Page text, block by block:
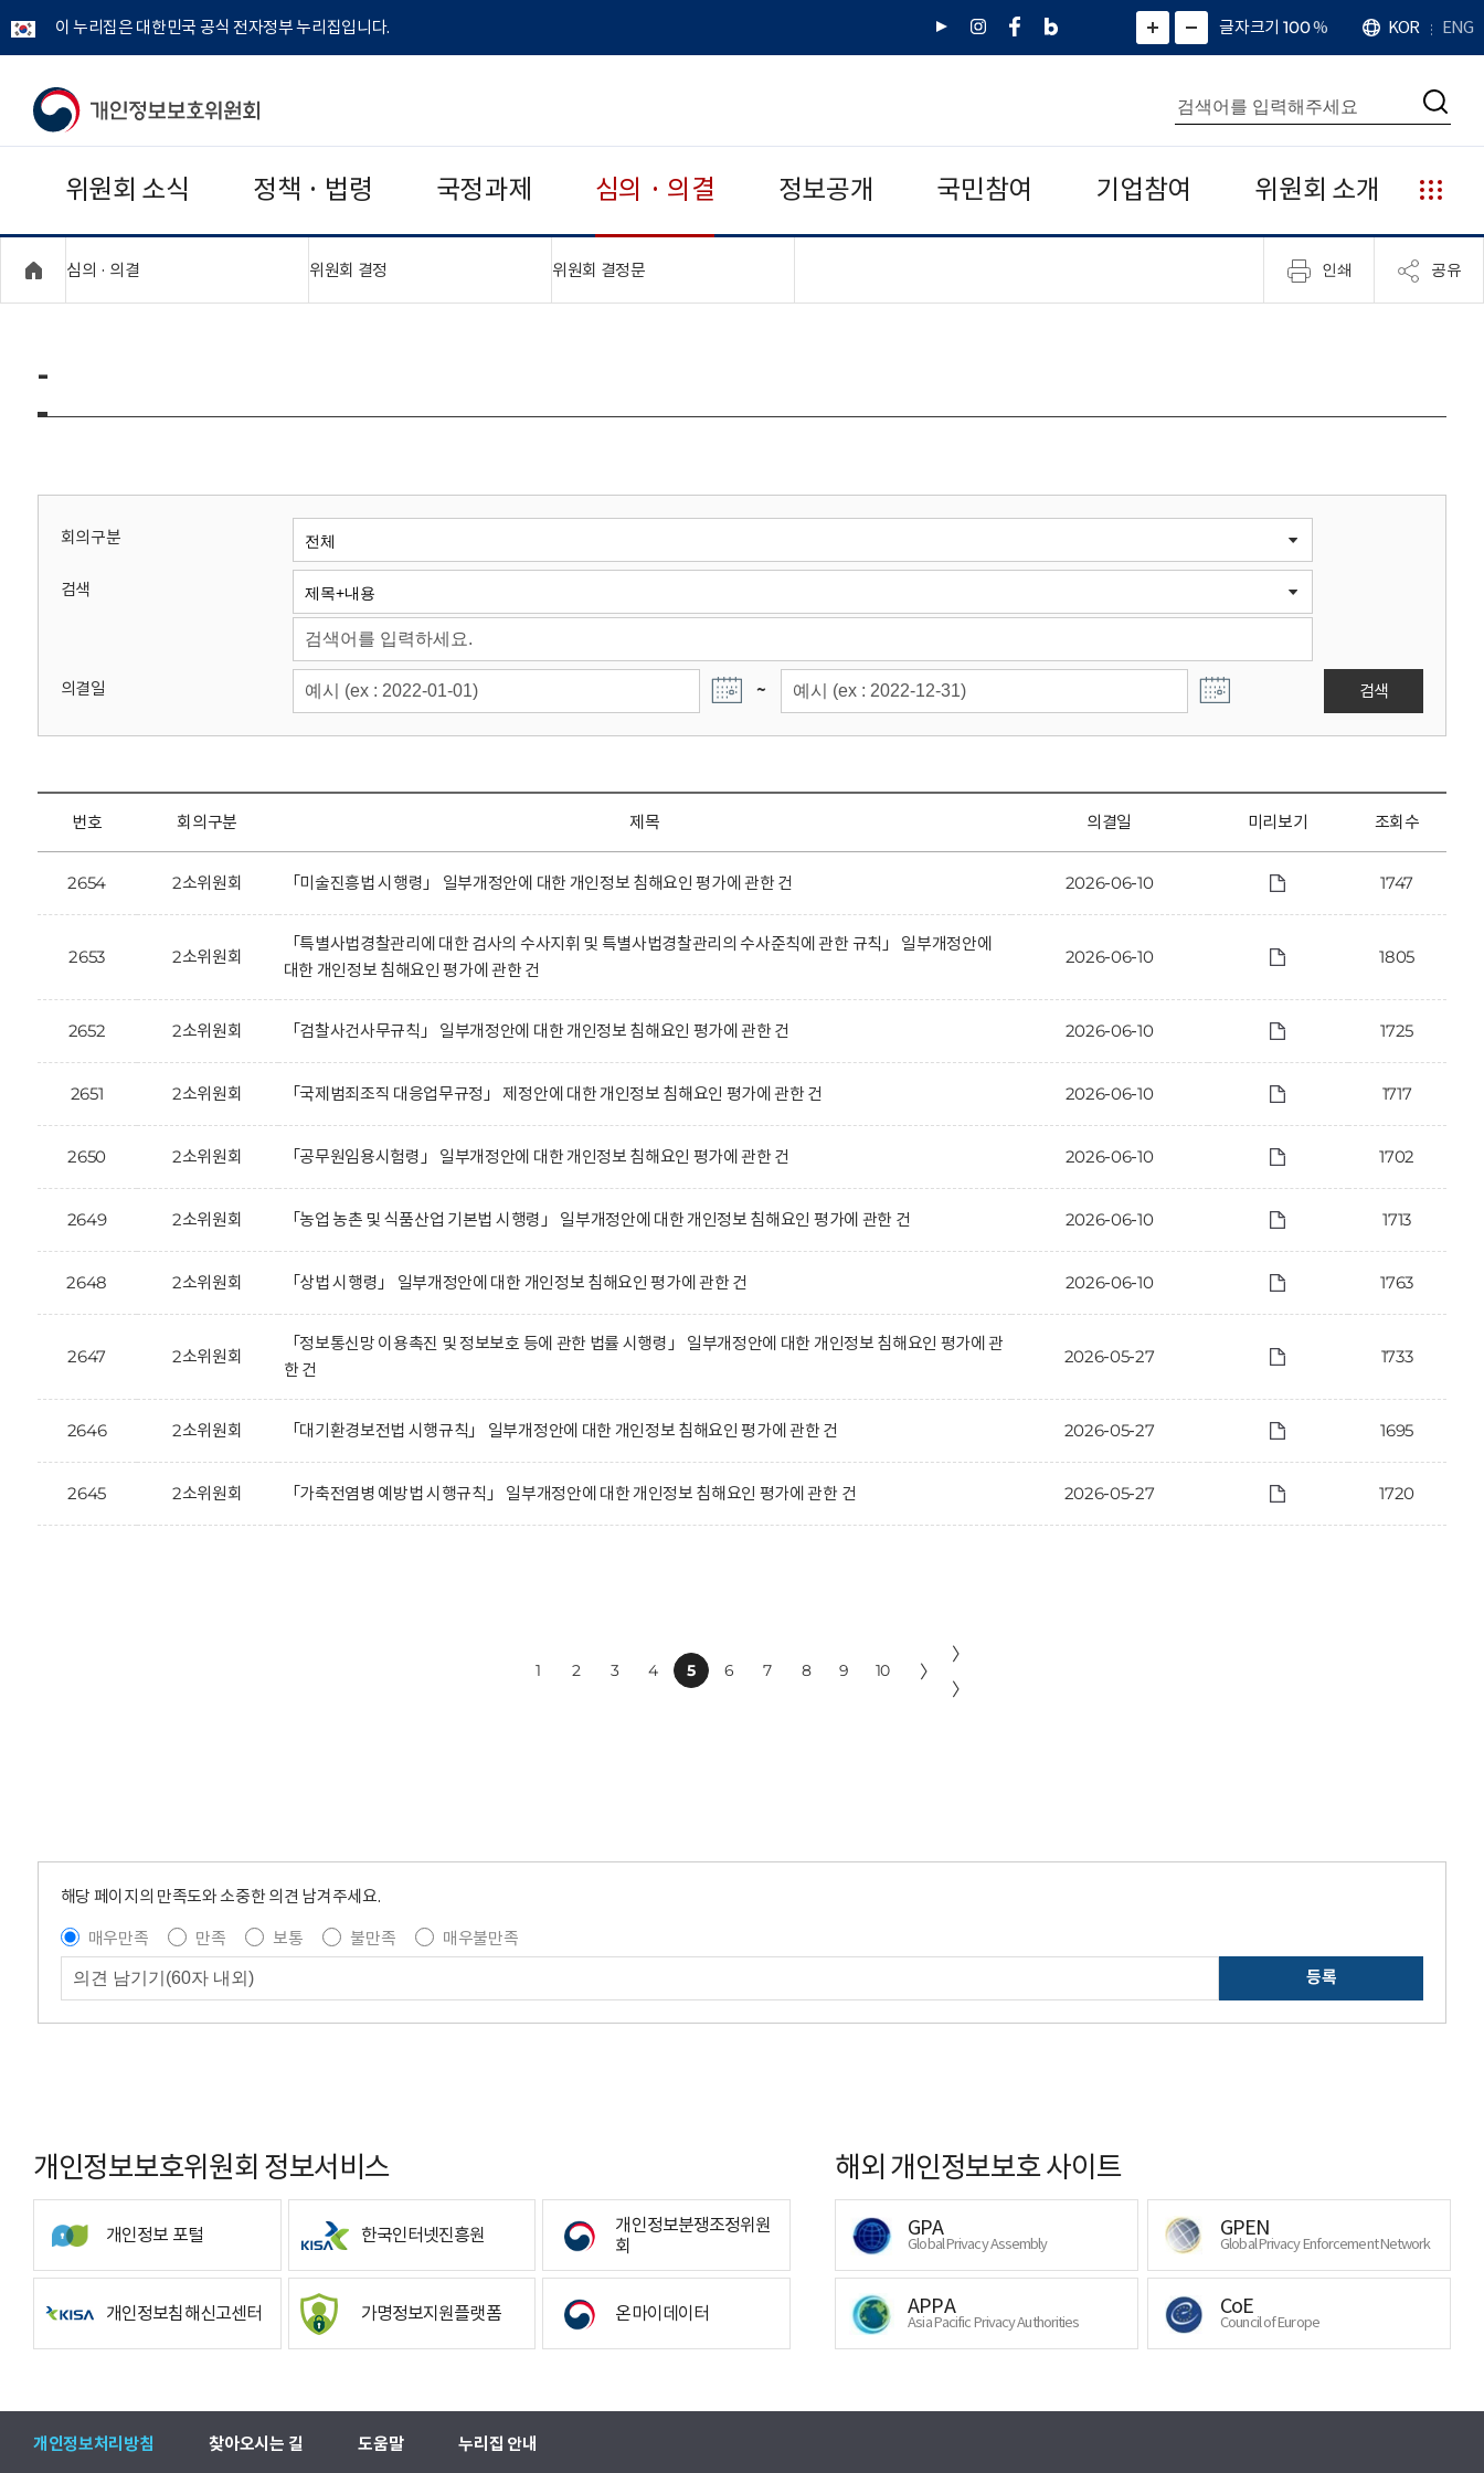
이 누리집은 대한민국 공식 전자정부 누리집입니다.
유
인
페
네
그
)
화
면
면
소
확
대
치
글자크기 100%
언
어
KOR ENG
개
보
보
위
회
통
합
검
색
검
위원회 소식 정책 · 법령 국정과제 심의 · 의결 정보공개 국민참여 기업참여 위원회 소개
누
리
집
안
심의 · 의결 위원회 결정 위원회 결정문"접기,펼치기" 인쇄 공유
-
회의구분
검색
의결일 ~ 검색
번호 회의구분 제목 의결일 미리보기 조회수
2654 2소위원회 「미술진흥법 시행령」 일부개정안에 대한 개인정보 침해요인 평가에 관한 건 2026-06-10 1747
2653 2소위원회
「특별사법경찰관리에 대한 검사의 수사지휘 및 특별사법경찰관리의 수사준칙에 관한 규칙」 일부개정안에
대한 개인정보 침해요인 평가에 관한 건
2026-06-10 1805
2652 2소위원회 「검찰사건사무규칙」 일부개정안에 대한 개인정보 침해요인 평가에 관한 건 2026-06-10 1725
2651 2소위원회 「국제범죄조직 대응업무규정」 제정안에 대한 개인정보 침해요인 평가에 관한 건 2026-06-10 1717
2650 2소위원회 「공무원임용시험령」 일부개정안에 대한 개인정보 침해요인 평가에 관한 건 2026-06-10 1702
2649 2소위원회 「농업 농촌 및 식품산업 기본법 시행령」 일부개정안에 대한 개인정보 침해요인 평가에 관한 건 2026-06-10 1713
2648 2소위원회 「상법 시행령」 일부개정안에 대한 개인정보 침해요인 평가에 관한 건 2026-06-10 1763
2647 2소위원회
「정보통신망 이용촉진 및 정보보호 등에 관한 법률 시행령」 일부개정안에 대한 개인정보 침해요인 평가에 관
한 건
2026-05-27 1733
2646 2소위원회 「대기환경보전법 시행규칙」 일부개정안에 대한 개인정보 침해요인 평가에 관한 건 2026-05-27 1695
2645 2소위원회 「가축전염병 예방법 시행규칙」 일부개정안에 대한 개인정보 침해요인 평가에 관한 건 2026-05-27 1720
1 2 3 4 5 6 7 8 9 10 〉
〉
〉
해당 페이지의 만족도와 소중한 의견 남겨주세요.
매우만족
만족 보통 불만족
매우불만족
등록
개인정보보호위원회 정보서비스
개인정보 포털 한국인터넷진흥원
개인정보분쟁조정위원
회
개인정보침해신고센터 가명정보지원플랫폼 온마이데이터
해외 개인정보보호 사이트
GPA
Global Privacy Assembly
GPEN
Global Privacy Enforcement Network
APPA
Asia Pacific Privacy Authorities
CoE
Council of Europe
개인정보처리방침 찾아오시는 길 도움말 누리집 안내